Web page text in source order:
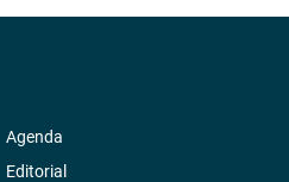
Agenda
Editorial